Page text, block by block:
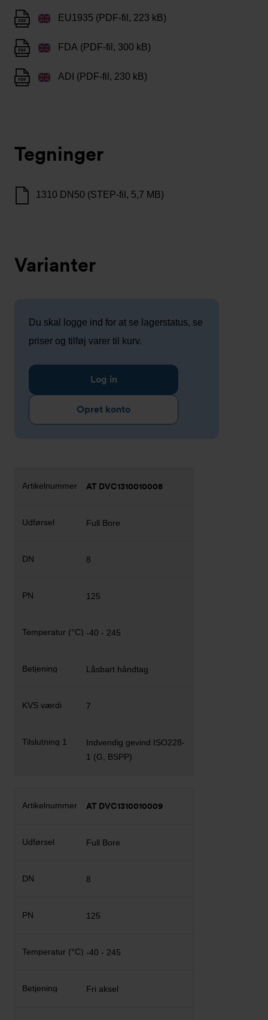
EU1935 (PDF-fil, 223 kB)
FDA (PDF-fil, 300 kB)
ADI (PDF-fil, 230 kB)
Tegninger
1310 DN50 (STEP-fil, 5,7 MB)
Varianter
Du skal logge ind for at se lagerstatus, se
priser og tilføj varer til kurv.
Log in
Opret konto
AT DVC1310010008
Full Bore
8
125
-40 - 245
Låsbart håndtag
7
Indvendig gevind ISO228-
1 (G, BSPP)
AT DVC1310010009
Full Bore
8
125
-40 - 245
Fri aksel